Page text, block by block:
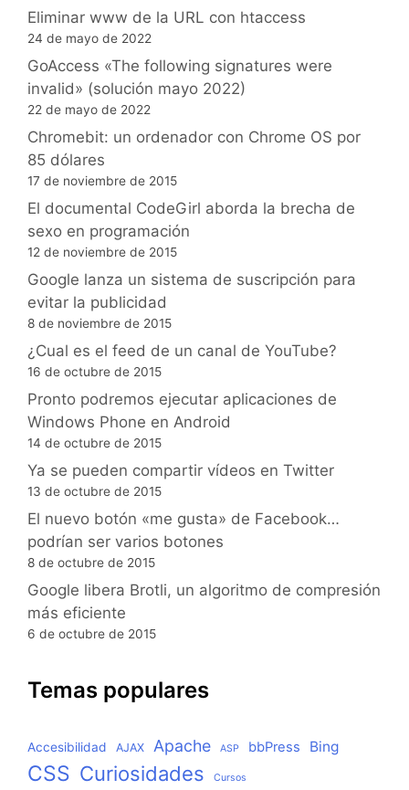
Eliminar www de la URL con htaccess
24 de mayo de 2022
GoAccess «The following signatures were
invalid» (solución mayo 2022)
22 de mayo de 2022
Chromebit: un ordenador con Chrome OS por
85 dólares
17 de noviembre de 2015
El documental CodeGirl aborda la brecha de
sexo en programación
12 de noviembre de 2015
Google lanza un sistema de suscripción para
evitar la publicidad
8 de noviembre de 2015
¿Cual es el feed de un canal de YouTube?
16 de octubre de 2015
Pronto podremos ejecutar aplicaciones de
Windows Phone en Android
14 de octubre de 2015
Ya se pueden compartir vídeos en Twitter
13 de octubre de 2015
El nuevo botón «me gusta» de Facebook…
podrían ser varios botones
8 de octubre de 2015
Google libera Brotli, un algoritmo de compresión
más eficiente
6 de octubre de 2015
Temas populares
Accesibilidad AJAX Apache ASP bbPress Bing
CSS Curiosidades Cursos